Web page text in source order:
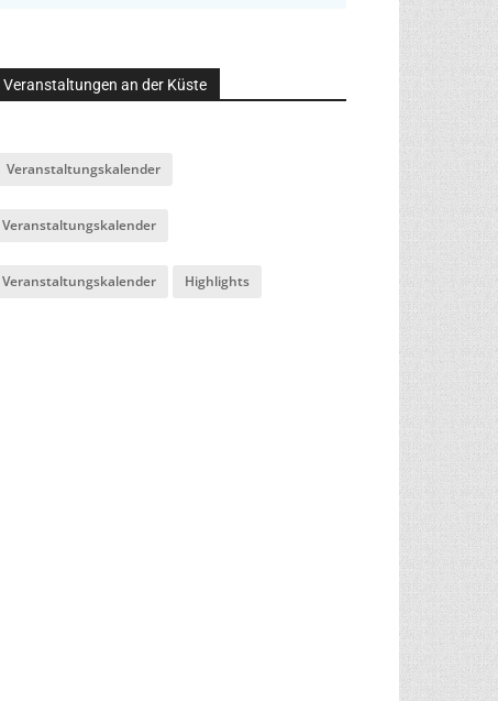
Veranstaltungen an der Küste
Veranstaltungskalender
Veranstaltungskalender
Veranstaltungskalender Highlights